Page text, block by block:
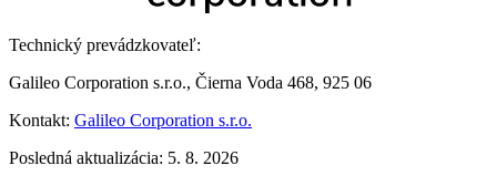
Technický prevádzkovateľ:
Galileo Corporation s.r.o., Čierna Voda 468, 925 06
Kontakt: Galileo Corporation s.r.o.
Posledná aktualizácia: 5. 8. 2026